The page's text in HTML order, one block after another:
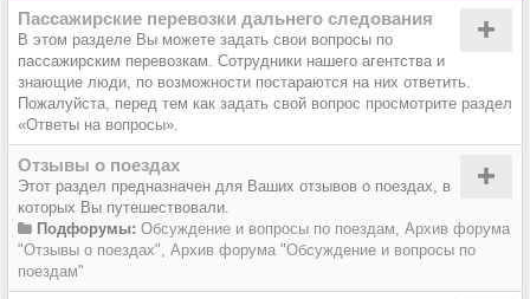
Пассажирские перевозки дальнего следования
В этом разделе Вы можете задать свои вопросы по
пассажирским перевозкам. Сотрудники нашего агентства и
знающие люди, по возможности постараются на них ответить.
Пожалуйста, перед тем как задать свой вопрос просмотрите раздел
«Ответы на вопросы».
Отзывы о поездах
Этот раздел предназначен для Ваших отзывов о поездах, в
которых Вы путешествовали.
Подфорумы: Обсуждение и вопросы по поездам Архив форума
"Отзывы о поездах" Архив форума "Обсуждение и вопросы по
поездам"